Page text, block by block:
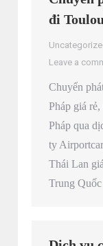
đi
Leave a
Chuyển
Pháp giá
Pháp qua
ty
Thái Lan
Trung